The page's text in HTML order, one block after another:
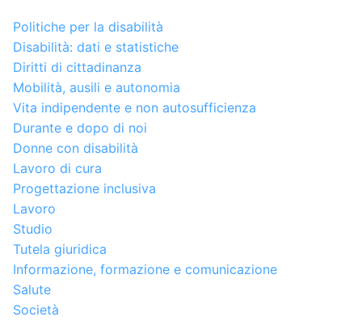
Politiche per la disabilità
Disabilità: dati e statistiche
Diritti di cittadinanza
Mobilità, ausili e autonomia
Vita indipendente e non autosufficienza
Durante e dopo di noi
Donne con disabilità
Lavoro di cura
Progettazione inclusiva
Lavoro
Studio
Tutela giuridica
Informazione, formazione e comunicazione
Salute
Società